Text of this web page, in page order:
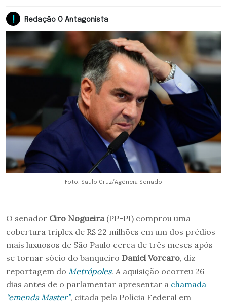
Redação O Antagonista
Foto: Saulo Cruz/Agência Senado
O senador Ciro Nogueira (PP-PI) comprou uma
cobertura triplex de R$ 22 milhões em um dos prédios
mais luxuosos de São Paulo cerca de três meses após
se tornar sócio do banqueiro Daniel Vorcaro, diz
reportagem do Metrópoles. A aquisição ocorreu 26
dias antes de o parlamentar apresentar a chamada
“emenda Master”, citada pela Polícia Federal em